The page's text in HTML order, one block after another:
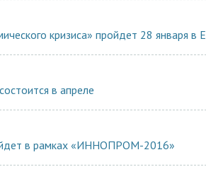
кризиса» пройдет 28 января в
в апреле
в рамках «ИННОПРОМ-2016»